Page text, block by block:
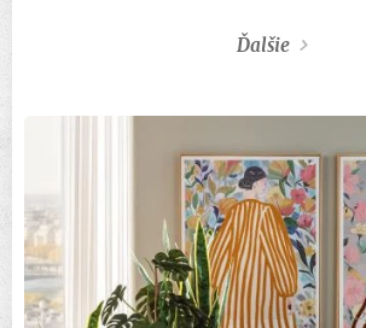
Ďalšie